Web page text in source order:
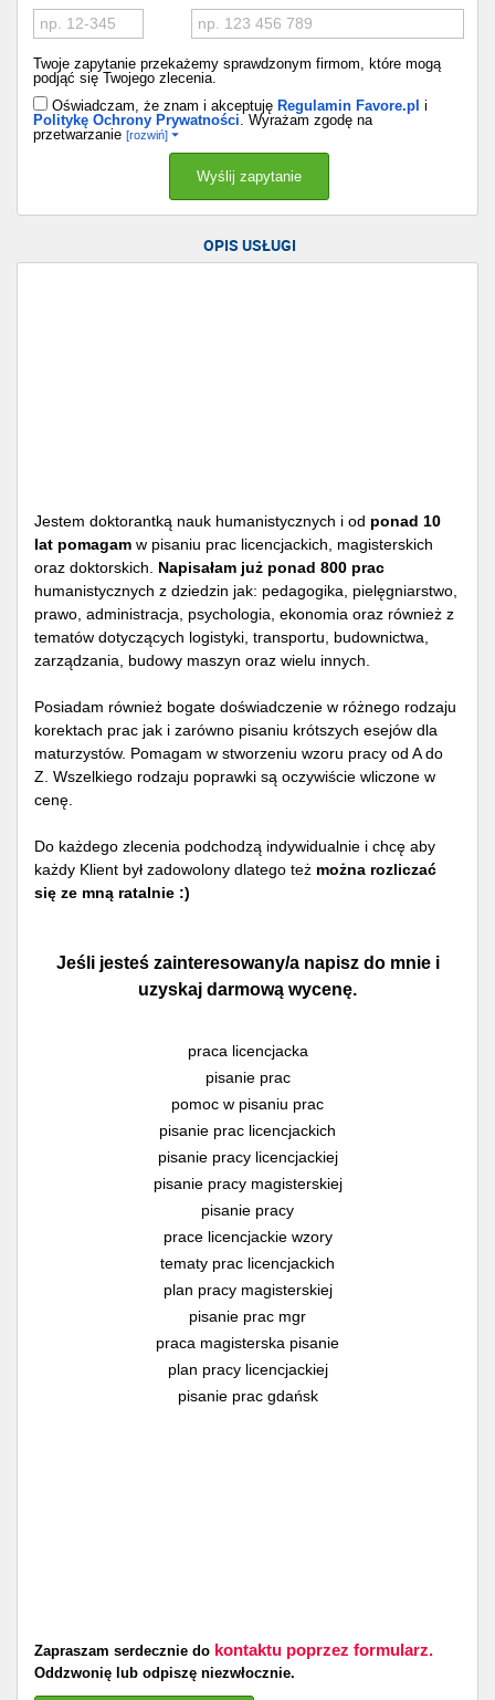
Twoje zapytanie przekażemy sprawdzonym firmom, które mogą
podjąć się Twojego zlecenia.
Oświadczam, że znam i akceptuję Regulamin Favore.pl i
Politykę Ochrony Prywatności . Wyrażam zgodę na
przetwarzanie [rozwiń]
OPIS USŁUGI
Jestem doktorantką nauk humanistycznych i od ponad 10
lat pomagam w pisaniu prac licencjackich, magisterskich
oraz doktorskich. Napisałam już ponad 800 prac
humanistycznych z dziedzin jak: pedagogika, pielęgniarstwo,
prawo, administracja, psychologia, ekonomia oraz również z
tematów dotyczących logistyki, transportu, budownictwa,
zarządzania, budowy maszyn oraz wielu innych.
Posiadam również bogate doświadczenie w różnego rodzaju
korektach prac jak i zarówno pisaniu krótszych esejów dla
maturzystów. Pomagam w stworzeniu wzoru pracy od A do
Z. Wszelkiego rodzaju poprawki są oczywiście wliczone w
cenę.
Do każdego zlecenia podchodzą indywidualnie i chcę aby
każdy Klient był zadowolony dlatego też można rozliczać
się ze mną ratalnie :)
Jeśli jesteś zainteresowany/a napisz do mnie i
uzyskaj darmową wycenę.
praca licencjacka
pisanie prac
pomoc w pisaniu prac
pisanie prac licencjackich
pisanie pracy licencjackiej
pisanie pracy magisterskiej
pisanie pracy
prace licencjackie wzory
tematy prac licencjackich
plan pracy magisterskiej
pisanie prac mgr
praca magisterska pisanie
plan pracy licencjackiej
pisanie prac gdańsk
Zapraszam serdecznie do kontaktu poprzez formularz.
Oddzwonię lub odpiszę niezwłocznie.